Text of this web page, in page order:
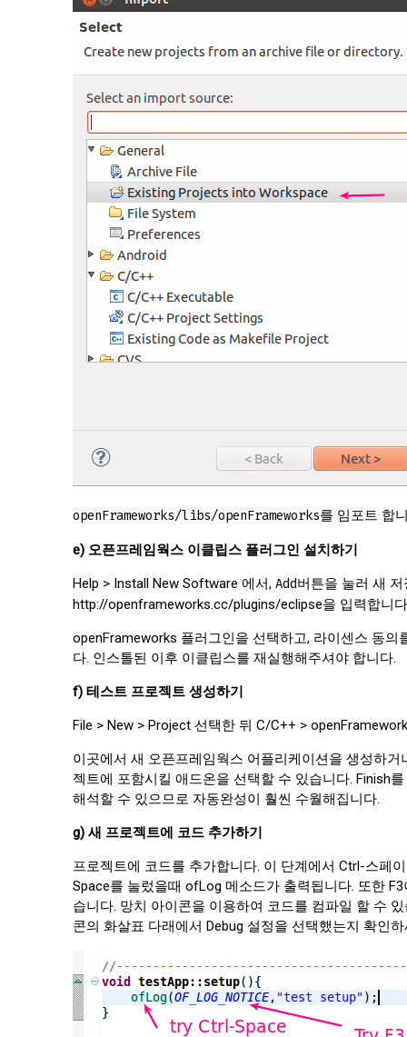
openFrameworks/libs/openFrameworks를 임포트 합
e) 오픈프레임웍스 이클립스 플러그인 설치하기
Help > Install New Software 에서, Add버튼을 눌러 새
http://openframeworks.cc/plugins/eclipse을 입력합니
openFrameworks 플러그인을 선택하고, 라이센스 동
다. 인스톨된 이후 이클립스를 재실행해주셔야 합니다.
f) 테스트 프로젝트 생성하기
File > New > Project 선택한 뒤 C/C++ >
이곳에서 새 오픈프레임웍스 어플리케이션을 생성하
젝트에 포함시킬 애드온을 선택할 수 있습니다. Finish
해석할 수 있으므로 자동완성이 훨씬 수월해집니다.
g) 새 프로젝트에 코드 추가하기
프로젝트에 코드를 추가합니다. 이 단계에서 Ctrl-스페
Space를 눌렀을때 ofLog 메소드가 출력됩니다. 또한
습니다. 망치 아이콘을 이용하여 코드를 컴파일 할 수
콘의 화살표 다래에서 Debug 설정을 선택했는지 확인하